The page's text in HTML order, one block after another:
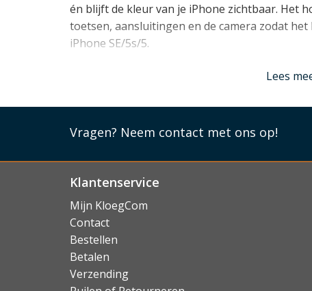
én blijft de kleur van je iPhone zichtbaar. Het
toetsen, aansluitingen en de camera zodat
iPhone SE/5s/5.
Lees
Lees
Vragen? Neem contact met ons op!
Klantenservice
Mijn KloegCom
Contact
Bestellen
Betalen
Verzending